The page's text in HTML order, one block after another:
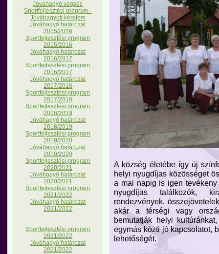
Jóváhagyó végzés
Sportfejlesztési program -
Jóváhagyott kérelem
Jóváhagyó határozat
2015/2016
Sportfejlesztési program
2015/2016
Jóváhagyó határozat
2016/2017
Sportfejlesztési program
2016/2017
Jóváhagyó határozat
2017/2018
Sportfejlesztési program
2017/2018
Sportfejlesztési program
2018/2019
Jóváhagyó határozat
2018/2019
Sportfejlesztési program
2019/2020
Jóváhagyó határozat
2019/2020
Sportfejlesztési program
2020/2021
Jóváhagyó határozat
2020/2021
Sportfejlesztési program
2021/2022
Jóváhagyó határozat
2021/2022
Sportfejlesztési program
2021/2022
Jóváhagyó határozat
2021/2022
A község életébe így új
helyi nyugdíjas közösséget
a mai napig is igen
nyugdíjas találkozók,
rendezvények,
akár a térségi vagy
bemutatják helyi
egymás közti jó kapcsolatot,
lehetőségét.